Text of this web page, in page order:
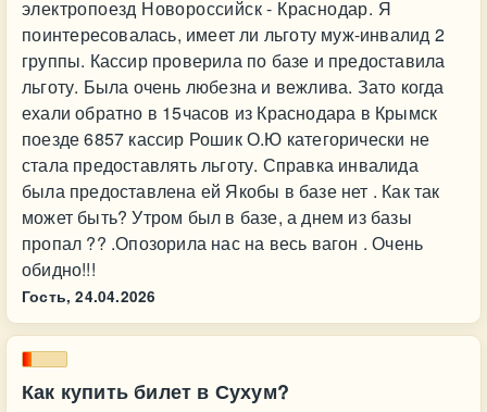
электропоезд Новороссийск - Краснодар. Я
поинтересовалась, имеет ли льготу муж-инвалид 2
группы. Кассир проверила по базе и предоставила
льготу. Была очень любезна и вежлива. Зато когда
ехали обратно в 15часов из Краснодара в Крымск
поезде 6857 кассир Рошик О.Ю категорически не
стала предоставлять льготу. Справка инвалида
была предоставлена ей Якобы в базе нет . Как так
может быть? Утром был в базе, а днем из базы
пропал ?? .Опозорила нас на весь вагон . Очень
обидно!!!
Гость, 24.04.2026
Как купить билет в Сухум?